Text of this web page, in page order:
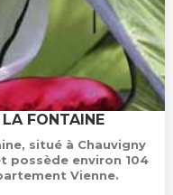
FONTAINE
situé à Chauvigny
possède environ 104
Vienne.